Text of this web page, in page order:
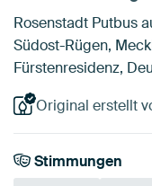
Rosenstadt Putbus
Südost-Rügen,
Fürstenresidenz,
Original erstellt
Stimmungen